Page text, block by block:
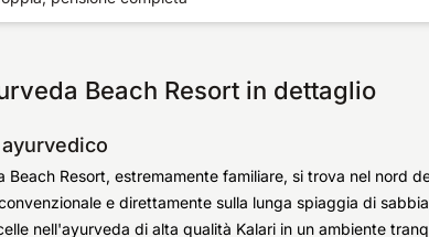
Beach Resort in dettaglio
Beach Resort, estremamente familiare, si trova nel nord
e direttamente sulla lunga spiaggia di
nell'ayurveda di alta qualità Kalari in un ambiente